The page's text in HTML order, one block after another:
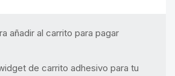
añadir al carrito para pagar
de carrito adhesivo para tu